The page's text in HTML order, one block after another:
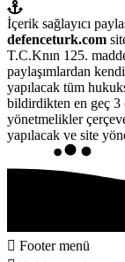
İçerik sağlayıcı
defenceturk.com
T.C.Knın 125.
paylaşımlardan
yapılacak tüm
bildirdikten en geç
yönetmelikler
yapılacak ve site
Footer menü